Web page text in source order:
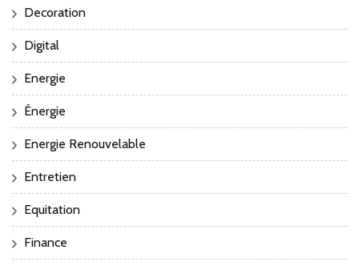
Decoration
Digital
Energie
Énergie
Energie Renouvelable
Entretien
Equitation
Finance